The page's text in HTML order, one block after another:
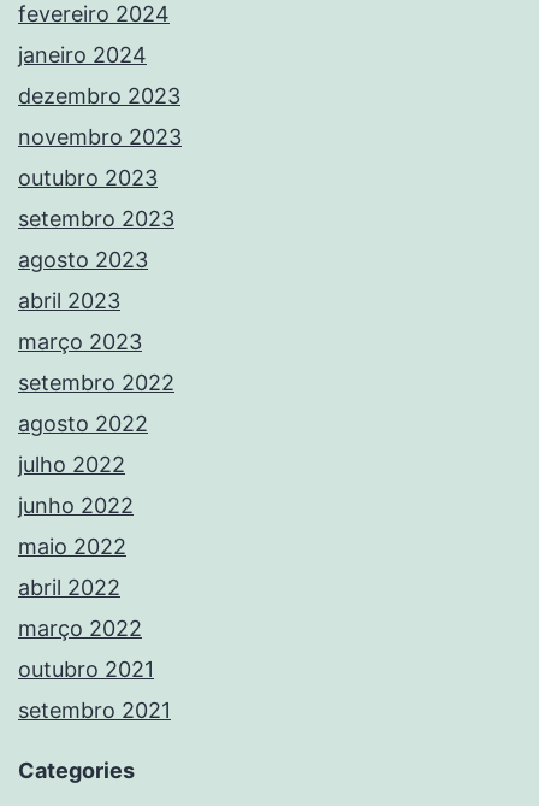
fevereiro 2024
janeiro 2024
dezembro 2023
novembro 2023
outubro 2023
setembro 2023
agosto 2023
abril 2023
março 2023
setembro 2022
agosto 2022
julho 2022
junho 2022
maio 2022
abril 2022
março 2022
outubro 2021
setembro 2021
Categories